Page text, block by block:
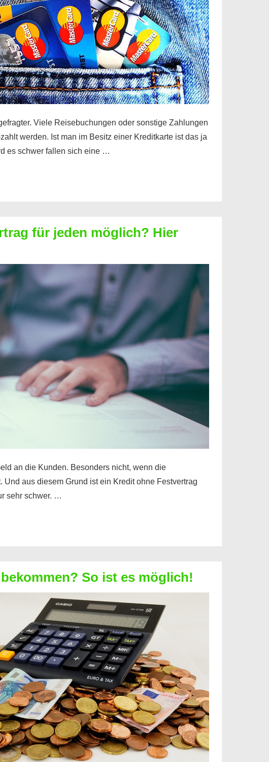
Viele Reisebuchungen oder sonstige Zahlungen
werden. Ist man im Besitz einer Kreditkarte ist das ja
es schwer fallen sich eine …
für jeden möglich? Hier
an die Kunden. Besonders nicht, wenn die
aus diesem Grund ist ein Kredit ohne Festvertrag
sehr schwer. …
So ist es möglich!